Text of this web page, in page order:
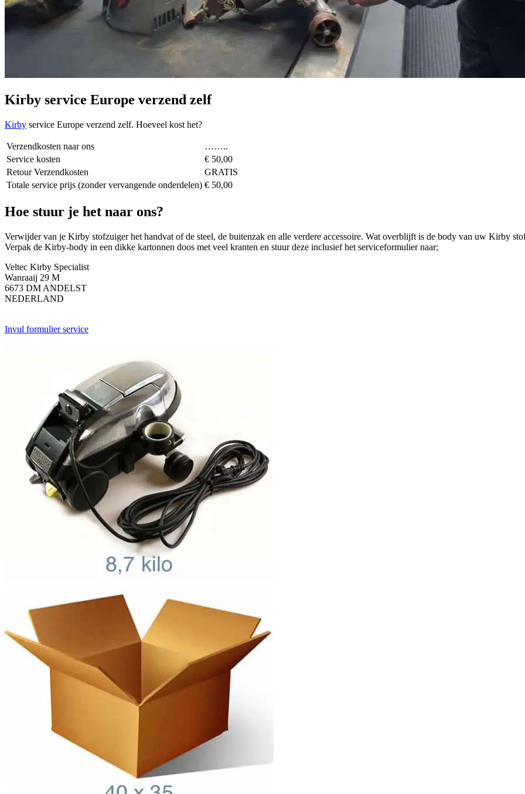
Kirby service Europe verzend zelf
Kirby service Europe verzend zelf. Hoeveel kost het?
Verzendkosten naar ons
……..
Service kosten
€ 50,00
Retour Verzendkosten
GRATIS
Totale service prijs (zonder vervangende onderdelen) € 50,00
Hoe stuur je het naar ons?
Verwijder van je Kirby stofzuiger het handvat of de steel, de buitenzak en alle verdere accessoire. Wat overblijft is de body van uw Kirby
Verpak de Kirby-body in een dikke kartonnen doos met veel kranten en stuur deze inclusief het serviceformulier naar;
Veltec Kirby Specialist
Wanraaij 29 M
6673 DM ANDELST
NEDERLAND
Invul formulier service